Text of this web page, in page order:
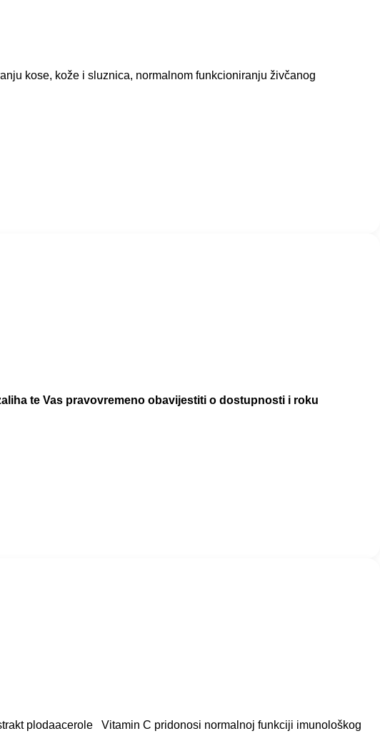
kose, kože i sluznica, normalnom funkcioniranju živčanog
te Vas pravovremeno obavijestiti o dostupnosti i roku
plodaacerole Vitamin C pridonosi normalnoj funkciji imunološkog